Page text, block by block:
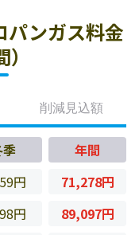
パンガス料金
削減見込額
年間
円
71,278円
円
89,097円